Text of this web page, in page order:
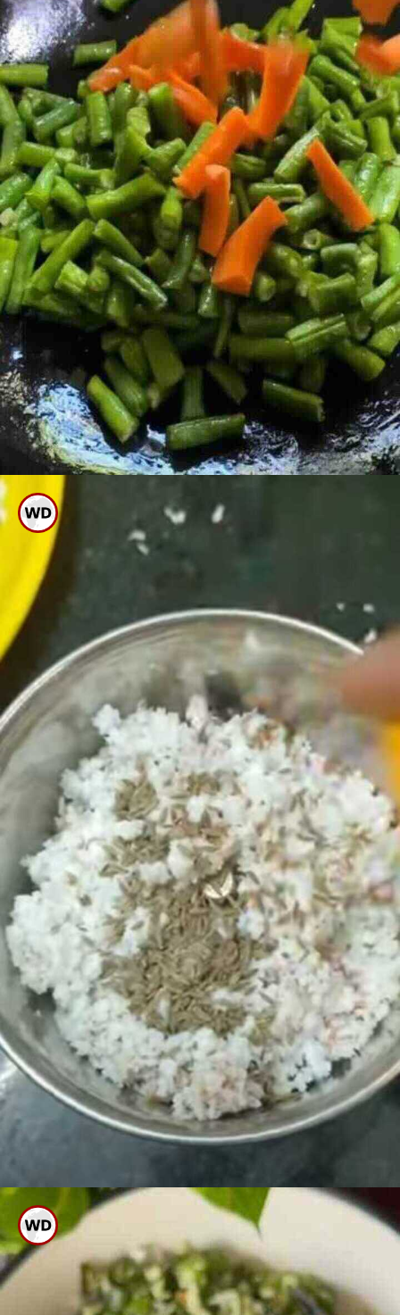
ಈಗ ಹೆಚ್ಚಿದ ಬೀನ್ಸ್ ಹಾಕಿ ಸ್ವಲ್ಪ ಉಪ್ಪು
ಸೇರಿಸಿ ಬೇಯಲು ಬಿಡಿ
ಈಗ ಮಿಕ್ಸಿ ಜಾರ್ ಗೆ ಕಾಯಿತುರಿ,
ಹಸಿಮೆಣಸು, ಜೀರಿಗೆ ಹಾಕಿ ನೀರು
ಹಾಕದೇ ರುಬ್ಬಿ